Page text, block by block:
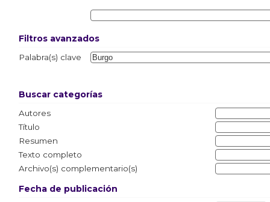
Filtros avanzados
Palabra(s) clave
Buscar categorías
Autores
Título
Resumen
Texto completo
Archivo(s) complementario(s)
Fecha de publicación